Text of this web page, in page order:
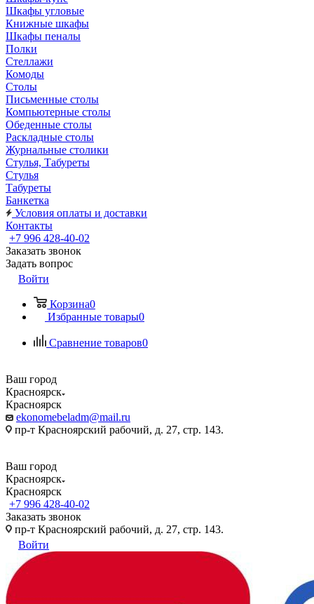
Шкафы угловые
Книжные шкафы
Шкафы пеналы
Полки
Стеллажи
Комоды
Столы
Письменные столы
Компьютерные столы
Обеденные столы
Раскладные столы
Журнальные столики
Стулья, Табуреты
Стулья
Табуреты
Банкетка
Условия оплаты и доставки
Контакты
+7 996 428-40-02
Заказать звонок
Задать вопрос
Войти
Корзина0
Избранные товары0
Сравнение товаров0
Ваш город
Красноярск
Красноярск
ekonomebeladm@mail.ru
пр-т Красноярский рабочий, д. 27, стр. 143.
Ваш город
Красноярск
Красноярск
+7 996 428-40-02
Заказать звонок
пр-т Красноярский рабочий, д. 27, стр. 143.
Войти